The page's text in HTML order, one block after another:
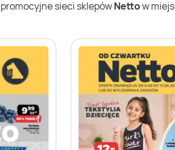
sieci sklepówNettow